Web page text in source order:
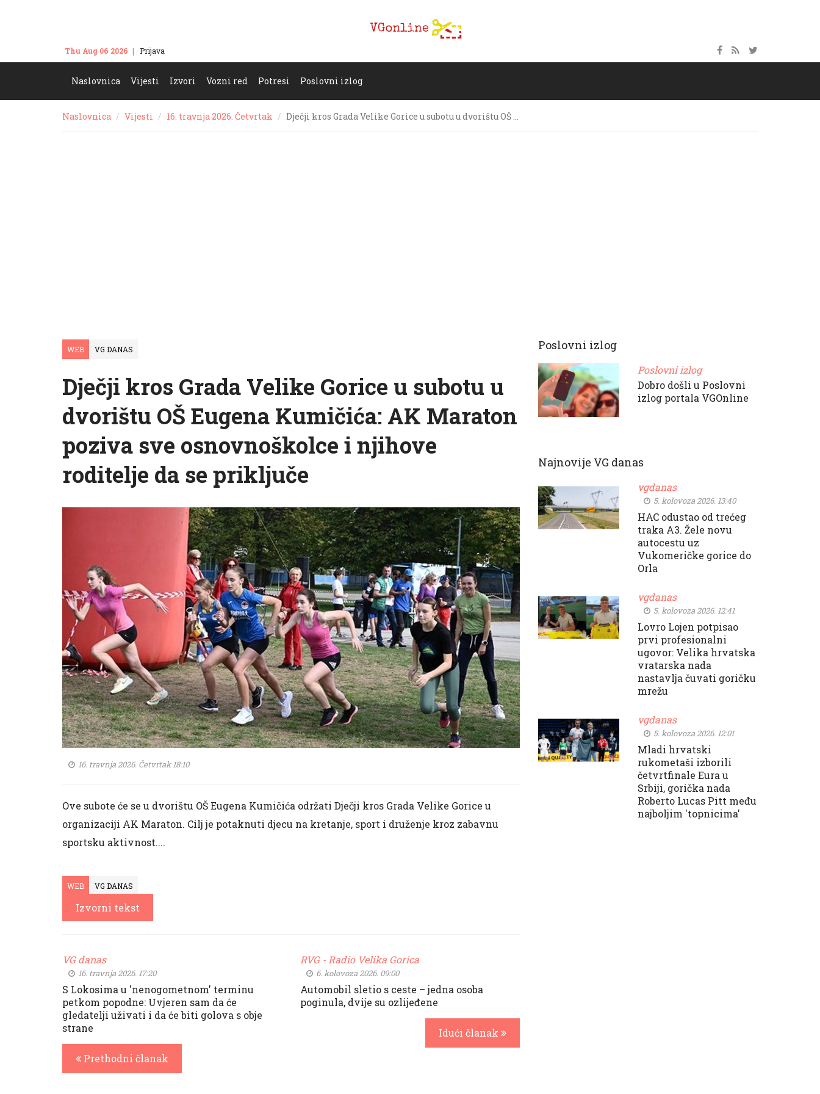
Thu Aug 06 2026 Prijava
Naslovnica Vijesti Izvori Vozni red Potresi Poslovni izlog
Naslovnica Vijesti 16. travnja 2026. Četvrtak Dječji kros Grada Velike Gorice u subotu u dvorištu OŠ …
WEB VG DANAS
Dječji kros Grada Velike Gorice u subotu u
dvorištu OŠ Eugena Kumičića: AK Maraton
poziva sve osnovnoškolce i njihove
roditelje da se priključe
16. travnja 2026. Četvrtak 18:10
Ove subote će se u dvorištu OŠ Eugena Kumičića održati Dječji kros Grada Velike Gorice u
organizaciji AK Maraton. Cilj je potaknuti djecu na kretanje, sport i druženje kroz zabavnu
sportsku aktivnost....
WEB VG DANAS
Izvorni tekst
VG danas
16. travnja 2026. 17:20
S Lokosima u 'nenogometnom' terminu
petkom popodne: Uvjeren sam da će
gledatelji uživati i da će biti golova s obje
strane
Prethodni članak
RVG - Radio Velika Gorica
6. kolovoza 2026. 09:00
Automobil sletio s ceste – jedna osoba
poginula, dvije su ozlijeđene
Idući članak
Poslovni izlog
Poslovni izlog
Dobro došli u Poslovni
izlog portala VGOnline
Najnovije VG danas
vgdanas
5. kolovoza 2026. 13:40
HAC odustao od trećeg
traka A3. Žele novu
autocestu uz
Vukomeričke gorice do
Orla
vgdanas
5. kolovoza 2026. 12:41
Lovro Lojen potpisao
prvi profesionalni
ugovor: Velika hrvatska
vratarska nada
nastavlja čuvati goričku
mrežu
vgdanas
5. kolovoza 2026. 12:01
Mladi hrvatski
rukometaši izborili
četvrtfinale Eura u
Srbiji, gorička nada
Roberto Lucas Pitt među
najboljim 'topnicima'